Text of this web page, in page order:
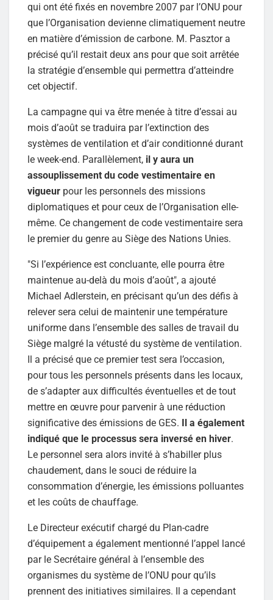
qui ont été fixés en novembre 2007 par l’ONU pour
que l’Organisation devienne climatiquement neutre
en matière d’émission de carbone. M. Pasztor a
précisé qu’il restait deux ans pour que soit arrêtée
la stratégie d’ensemble qui permettra d’atteindre
cet objectif.
La campagne qui va être menée à titre d’essai au
mois d’août se traduira par l’extinction des
systèmes de ventilation et d’air conditionné durant
le week-end. Parallèlement, il y aura un
assouplissement du code vestimentaire en
vigueur pour les personnels des missions
diplomatiques et pour ceux de l’Organisation elle-
même. Ce changement de code vestimentaire sera
le premier du genre au Siège des Nations Unies.
"Si l’expérience est concluante, elle pourra être
maintenue au-delà du mois d’août", a ajouté
Michael Adlerstein, en précisant qu’un des défis à
relever sera celui de maintenir une température
uniforme dans l’ensemble des salles de travail du
Siège malgré la vétusté du système de ventilation.
Il a précisé que ce premier test sera l’occasion,
pour tous les personnels présents dans les locaux,
de s’adapter aux difficultés éventuelles et de tout
mettre en œuvre pour parvenir à une réduction
significative des émissions de GES. Il a également
indiqué que le processus sera inversé en hiver.
Le personnel sera alors invité à s’habiller plus
chaudement, dans le souci de réduire la
consommation d’énergie, les émissions polluantes
et les coûts de chauffage.
Le Directeur exécutif chargé du Plan-cadre
d’équipement a également mentionné l’appel lancé
par le Secrétaire général à l’ensemble des
organismes du système de l’ONU pour qu’ils
prennent des initiatives similaires. Il a cependant